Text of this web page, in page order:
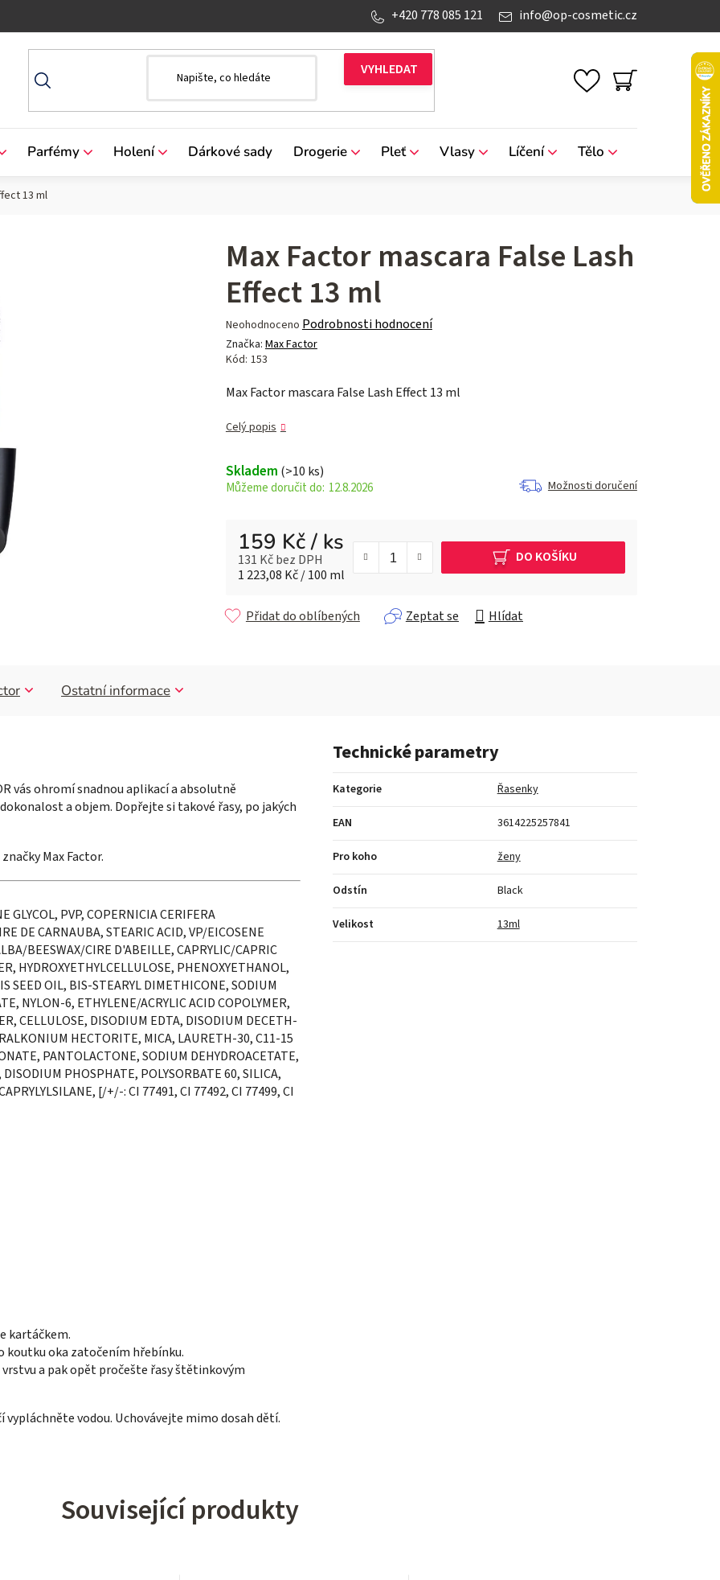
info@op-cosmetic.cz
+420 778 085 121
NÁKUPNÍ
Parfémy Holení Dárkové sady Drogerie Pleť Vlasy Líčení Tělo
13 ml
Max Factor mascara False Lash
Effect 13 ml
Průměrné
hodnocení
produktu
0,0
hvězdiček.
Neohodnoceno Podrobnosti hodnocení
Značka: Max Factor
Kód: 153
Max Factor mascara False Lash Effect 13 ml
Celý popis
Skladem (>10 ks)
12.8.2026 Možnosti doručení
159 Kč/ ks
131 Kč bez DPH
Měrná cena:
1 223,08 Kč / 100 ml
DO KOŠÍKU
Zeptat se Hlídat
Přidat do oblíbených
Ostatní informace
vás ohromí snadnou aplikací a absolutně
a objem. Dopřejte si takové řasy, po jakých
Max Factor.
GLYCOL, PVP, COPERNICIA CERIFERA
DE CARNAUBA, STEARIC ACID, VP/EICOSENE
BEESWAX/CIRE D'ABEILLE, CAPRYLIC/CAPRIC
HYDROXYETHYLCELLULOSE, PHENOXYETHANOL,
SEED OIL, BIS-STEARYL DIMETHICONE, SODIUM
NYLON-6, ETHYLENE/ACRYLIC ACID COPOLYMER,
CELLULOSE, DISODIUM EDTA, DISODIUM DECETH-
HECTORITE, MICA, LAURETH-30, C11-15
PANTOLACTONE, SODIUM DEHYDROACETATE,
PHOSPHATE, POLYSORBATE 60, SILICA,
[/+/-: CI 77491, CI 77492, CI 77499, CI
kartáčkem.
koutku oka zatočením hřebínku.
a pak opět pročešte řasy štětinkovým
vodou. Uchovávejte mimo dosah dětí.
Technické parametry
Kategorie Řasenky
EAN 3614225257841
Pro koho ženy
Odstín Black
Velikost 13ml
Související produkty